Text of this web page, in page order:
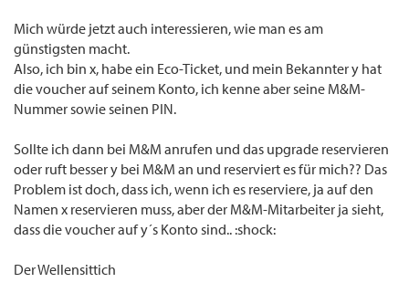
Mich würde jetzt auch interessieren, wie man es am
günstigsten macht.
Also, ich bin x, habe ein Eco-Ticket, und mein Bekannter y hat
die voucher auf seinem Konto, ich kenne aber seine M&M-
Nummer sowie seinen PIN.
Sollte ich dann bei M&M anrufen und das upgrade reservieren
oder ruft besser y bei M&M an und reserviert es für mich?? Das
Problem ist doch, dass ich, wenn ich es reserviere, ja auf den
Namen x reservieren muss, aber der M&M-Mitarbeiter ja sieht,
dass die voucher auf y´s Konto sind.. :shock:
Der Wellensittich